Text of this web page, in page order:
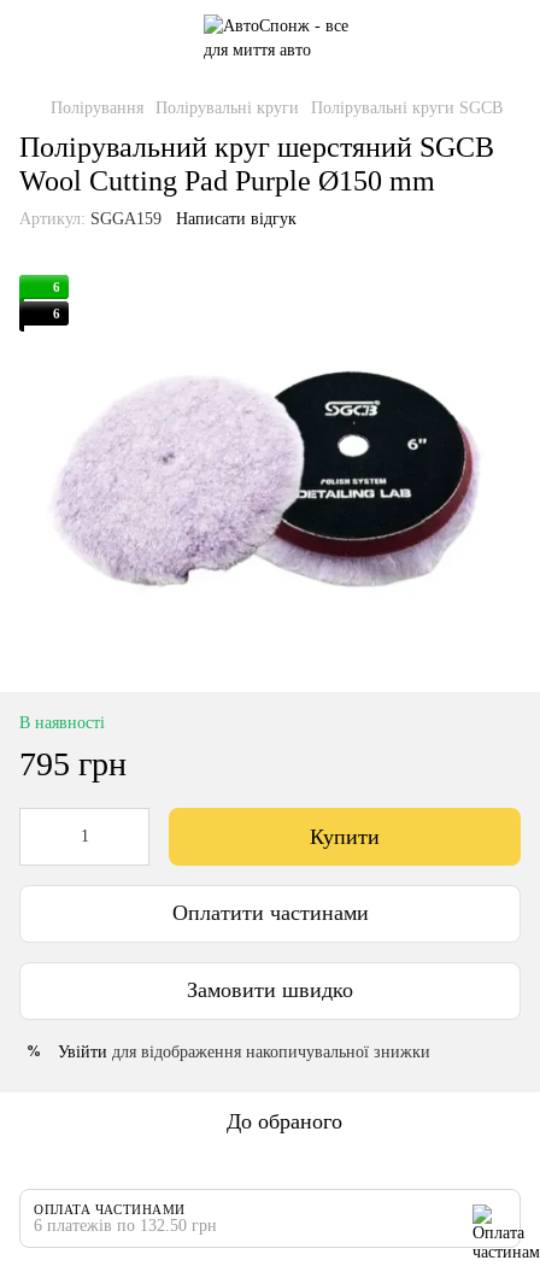
Полірування Полірувальні круги Полірувальні круги SGCB
Полірувальний круг шерстяний SGCB
Wool Cutting Pad Purple Ø150 mm
Артикул: SGGA159 Написати відгук
6
6
В наявності
795 грн
Купити
Оплатити частинами
Замовити швидко
% Увійти для відображення накопичувальної знижки
До обраного
ОПЛАТА ЧАСТИНАМИ
6 платежів по 132.50 грн